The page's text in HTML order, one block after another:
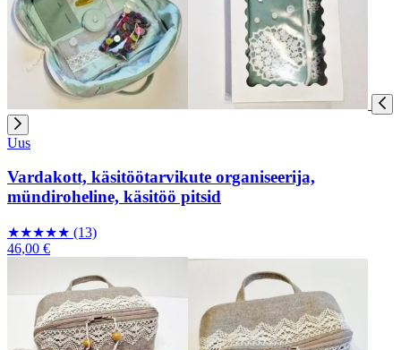
Uus
Vardakott, käsitöötarvikute organiseerija,
mündiroheline, käsitöö pitsid
★★★★★ (13)
46,00 €